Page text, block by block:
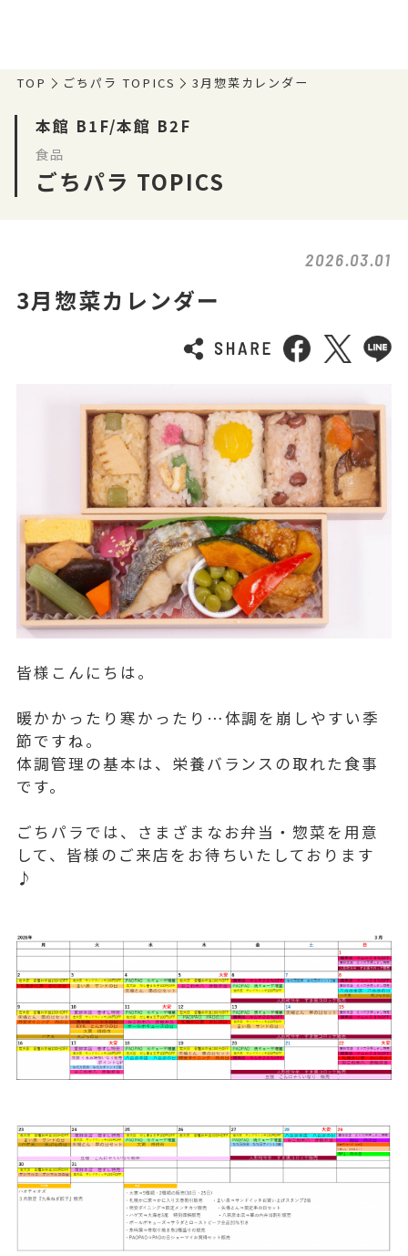
TOP ごちパラ TOPICS 3月惣菜カレンダー
本館 B1F/本館 B2F
食品
ごちパラ TOPICS
2026.03.01
3月惣菜カレンダー
皆様こんにちは。
暖かかったり寒かったり…体調を崩しやすい季
節ですね。
体調管理の基本は、栄養バランスの取れた食事
です。
ごちパラでは、さまざまなお弁当・惣菜を用意
して、皆様のご来店をお待ちいたしております
♪